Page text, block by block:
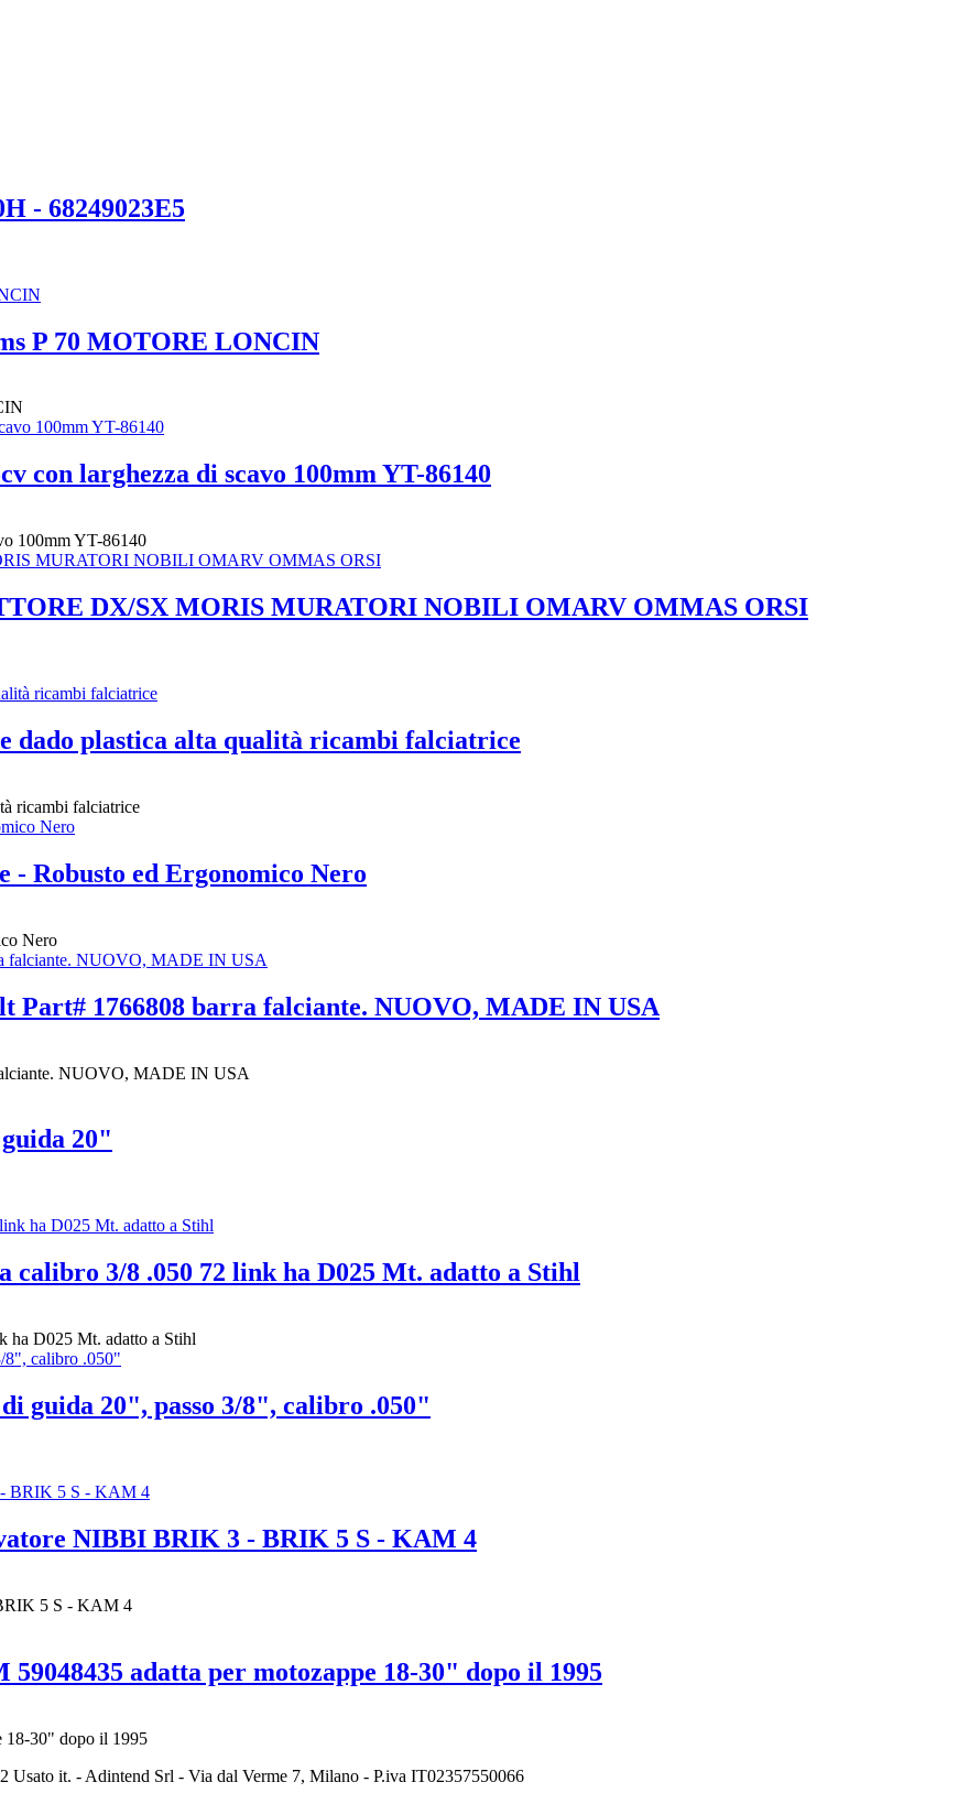
- 68249023E5
P 70 MOTORE LONCIN
con larghezza di scavo 100mm YT-86140
100mm YT-86140
DX/SX MORIS MURATORI NOBILI OMARV OMMAS ORSI
dado plastica alta qualità ricambi falciatrice
ricambi falciatrice
Robusto ed Ergonomico Nero
Nero
1766808 barra falciante. NUOVO, MADE IN USA
NUOVO, MADE IN USA
20"
3/8 .050 72 link ha D025 Mt. adatto a Stihl
ha D025 Mt. adatto a Stihl
guida 20", passo 3/8", calibro .050"
NIBBI BRIK 3 - BRIK 5 S - KAM 4
5 S - KAM 4
adatta per motozappe 18-30" dopo il 1995
18-30" dopo il 1995
Usato it. - Adintend Srl - Via dal Verme 7, Milano - P.iva IT02357550066